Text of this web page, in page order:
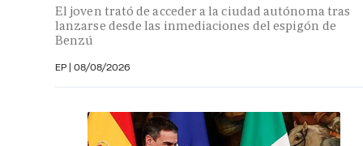
El joven trató de acceder a la ciudad autónoma tras
lanzarse desde las inmediaciones del espigón de
Benzú
EP | 08/08/2026